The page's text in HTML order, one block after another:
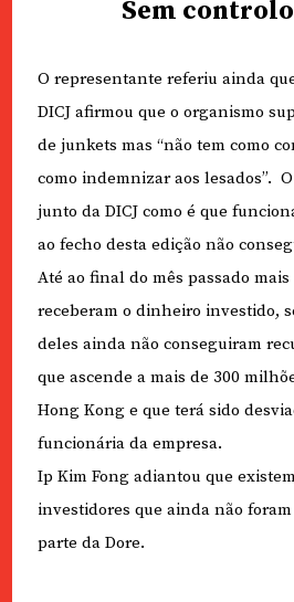
Sem controlo
O representante referiu ainda
DICJ afirmou que o organismo
de junkets mas “não tem como
como indemnizar aos lesados”.
junto da DICJ como é que
ao fecho desta edição não
Até ao final do mês passado
receberam o dinheiro investido,
deles ainda não conseguiram
que ascende a mais de 300
Hong Kong e que terá sido
funcionária da empresa.
Ip Kim Fong adiantou que
investidores que ainda não
parte da Dore.